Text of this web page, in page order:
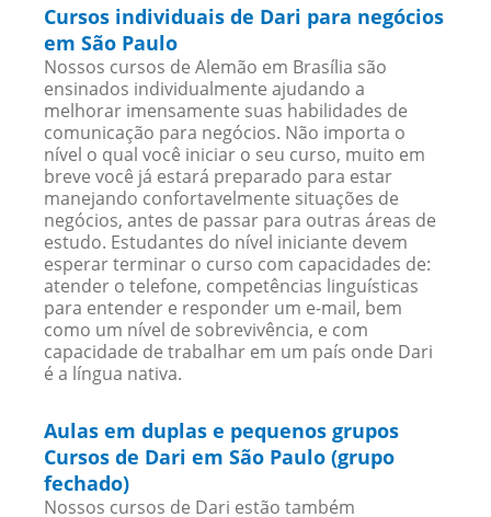
Cursos individuais de Dari para negócios
em São Paulo
Nossos cursos de Alemão em Brasília são
ensinados individualmente ajudando a
melhorar imensamente suas habilidades de
comunicação para negócios. Não importa o
nível o qual você iniciar o seu curso, muito em
breve você já estará preparado para estar
manejando confortavelmente situações de
negócios, antes de passar para outras áreas de
estudo. Estudantes do nível iniciante devem
esperar terminar o curso com capacidades de:
atender o telefone, competências linguísticas
para entender e responder um e-mail, bem
como um nível de sobrevivência, e com
capacidade de trabalhar em um país onde Dari
é a língua nativa.
Aulas em duplas e pequenos grupos
Cursos de Dari em São Paulo (grupo
fechado)
Nossos cursos de Dari estão também